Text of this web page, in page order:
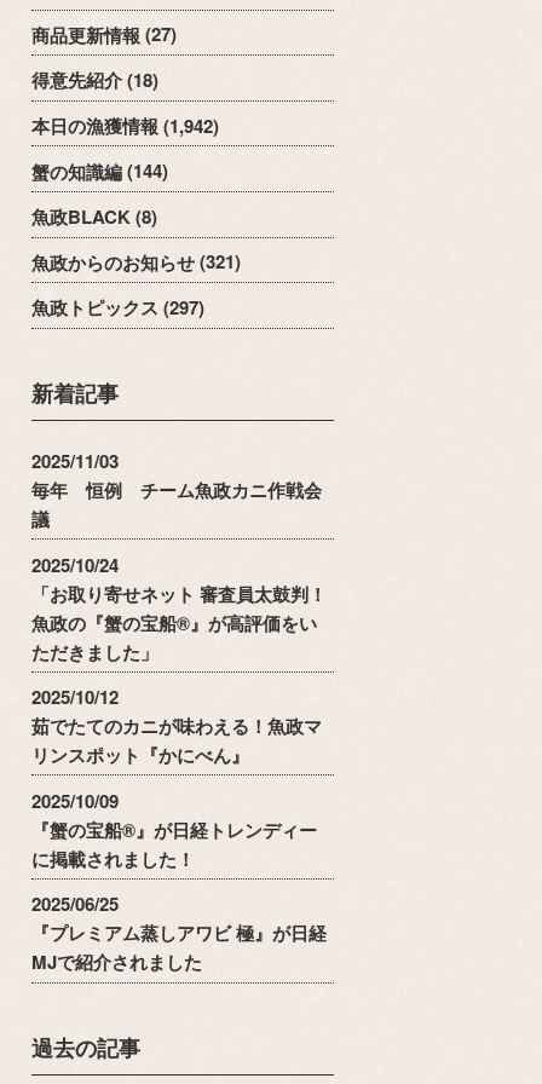
商品更新情報 (27)
得意先紹介(18)
本日の漁獲情報 (1,942)
蟹の知識編(144)
魚政BLACK(8)
魚政からのお知らせ(321)
魚政トピックス (297)
新着記事
2025/11/03
毎年 恒例 チーム魚政カニ作戦会
議
2025/10/24
「お取り寄せネット 審査員太鼓判！
魚政の『蟹の宝船®』が高評価をい
ただきました」
2025/10/12
茹でたてのカニが味わえる！魚政マ
リンスポット『かにべん』
2025/10/09
『蟹の宝船®』が日経トレンディー
に掲載されました！
2025/06/25
『プレミアム蒸しアワビ 極』が日経
MJで紹介されました
過去の記事